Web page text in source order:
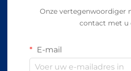
Onze vertegenwoordiger
contact met u
E-mail